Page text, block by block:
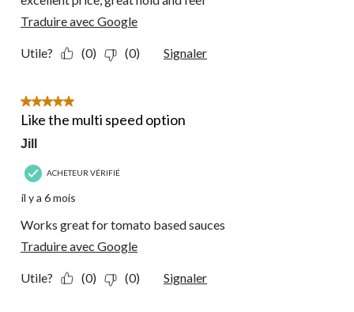
Traduire avec Google
Utile? (0) (0) Signaler
5 étoile(s) sur 5.
Like the multi speed option
Jill
ACHETEUR VÉRIFIÉ
il y a 6 mois
Works great for tomato based sauces
Traduire avec Google
Utile? (0) (0) Signaler